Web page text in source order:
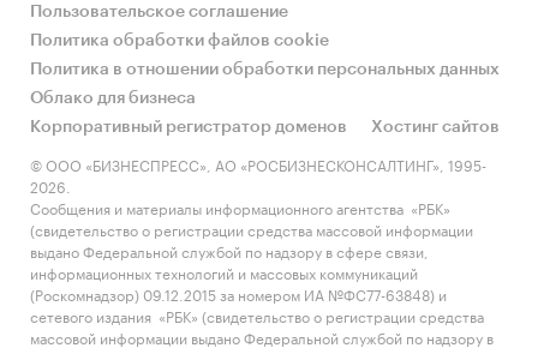
поставок:
- Рейтинг крупнейших российских импортеров
и зарубежных поставщиков
- Рейтинг ведущих российских экспортеров и
зарубежных покупателей
Единицы измерения:
Количественные показатели в отчете
рассчитаны в тоннах, стоимостные - в
долларах и рублях
География исследования:
РФ, федеральные округа и регионы РФ, страны
Пользовательское соглашение
Политика обработки файлов cookie
Политика в отношении обработки персональных данных
Облако для бизнеса
Корпоративный регистратор доменов
Хостинг сайтов
© ООО «БИЗНЕСПРЕСС», АО «РОСБИЗНЕСКОНСАЛТИНГ», 1995-
2026.
Сообщения и материалы информационного агентства «РБК»
(свидетельство о регистрации средства массовой информации
выдано Федеральной службой по надзору в сфере связи,
информационных технологий и массовых коммуникаций
(Роскомнадзор) 09.12.2015 за номером ИА №ФС77-63848) и
сетевого издания «РБК» (свидетельство о регистрации средства
массовой информации выдано Федеральной службой по надзору в